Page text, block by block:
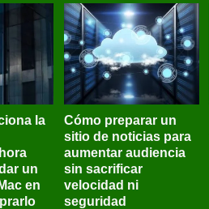
la
un
en
Cómo preparar un
sitio de noticias para
aumentar audiencia
sin sacrificar
velocidad ni
seguridad